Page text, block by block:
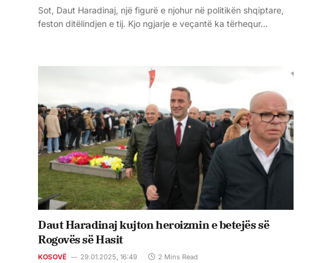
Sot, Daut Haradinaj, një figurë e njohur në politikën shqiptare,
feston ditëlindjen e tij. Kjo ngjarje e veçantë ka tërhequr…
Daut Haradinaj kujton heroizmin e betejës së
Rogovës së Hasit
KOSOVË 29.01.2025, 16:49 2 Mins Read